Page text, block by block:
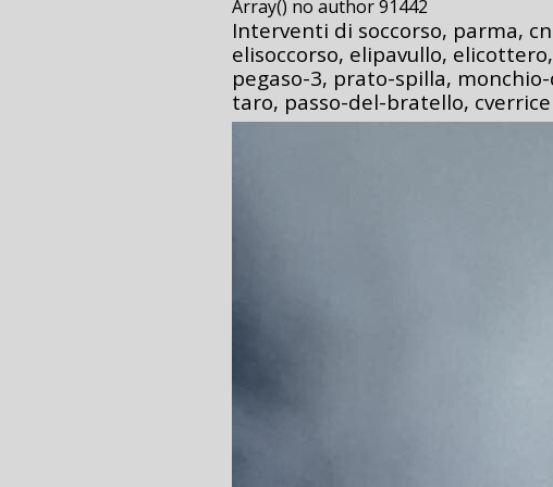
Array() no author 91442
Interventi di soccorso, parma,
elisoccorso, elipavullo,
pegaso-3, prato-spilla,
taro, passo-del-bratello,